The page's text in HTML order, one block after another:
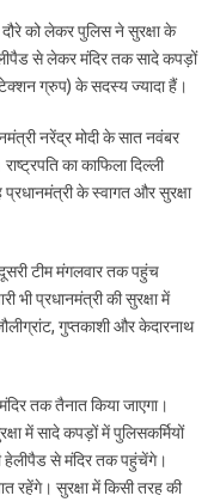
दौरे को लेकर पुलिस ने सुरक्षा के
से लेकर मंदिर तक सादे कपड़ों
ग्रुप) के सदस्य ज्यादा हैं।
नरेंद्र मोदी के सात नवंबर
का काफिला दिल्ली
के स्वागत और सुरक्षा
टीम मंगलवार तक पहुंच
भी प्रधानमंत्री की सुरक्षा में
गुप्तकाशी और केदारनाथ
तक तैनात किया जाएगा।
में सादे कपड़ों में पुलिसकर्मियों
हेलीपैड से मंदिर तक पहुंचेंगे।
रहेंगे। सुरक्षा में किसी तरह की